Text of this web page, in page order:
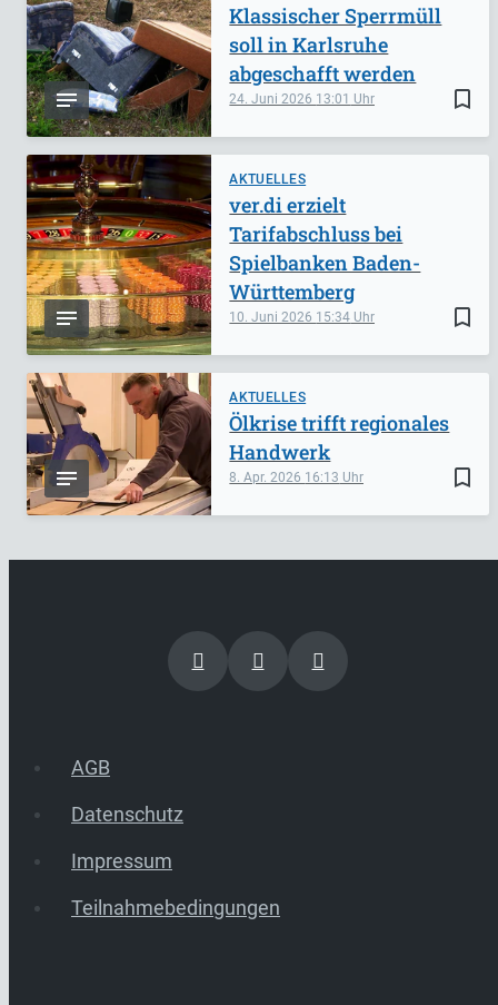
bookmark_border
24. Juni 2026 13:01
Klassischer Sperrmüll
soll in Karlsruhe
abgeschafft werden
AKTUELLES
bookmark_border
10. Juni 2026 15:34
ver.di erzielt
Tarifabschluss bei
Spielbanken Baden-
Württemberg
AKTUELLES
bookmark_border
8. Apr. 2026 16:13
Ölkrise trifft regionales
Handwerk
AGB
Datenschutz
Impressum
Teilnahmebedingungen